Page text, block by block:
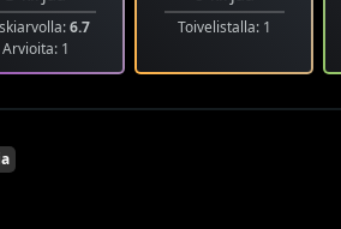
6.7
Arvioita: 1
Toivelistalla: 1